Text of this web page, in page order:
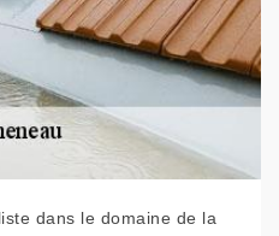
dans le domaine de la